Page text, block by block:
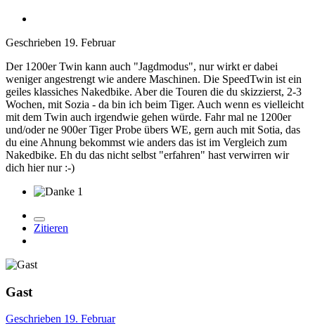
Geschrieben 19. Februar
Der 1200er Twin kann auch "Jagdmodus", nur wirkt er dabei
weniger angestrengt wie andere Maschinen. Die SpeedTwin ist ein
geiles klassiches Nakedbike. Aber die Touren die du skizzierst, 2-3
Wochen, mit Sozia - da bin ich beim Tiger. Auch wenn es vielleicht
mit dem Twin auch irgendwie gehen würde. Fahr mal ne 1200er
und/oder ne 900er Tiger Probe übers WE, gern auch mit Sotia, das
du eine Ahnung bekommst wie anders das ist im Vergleich zum
Nakedbike. Eh du das nicht selbst "erfahren" hast verwirren wir
dich hier nur :-)
1
Zitieren
Gast
Geschrieben 19. Februar